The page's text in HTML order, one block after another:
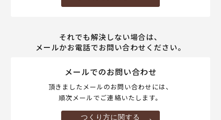
それでも解決しない場合は、
メールかお電話でお問い合わせください。
メールでのお問い合わせ
頂きましたメールのお問い合わせには、
順次メールでご連絡いたします。
つくり方に関する